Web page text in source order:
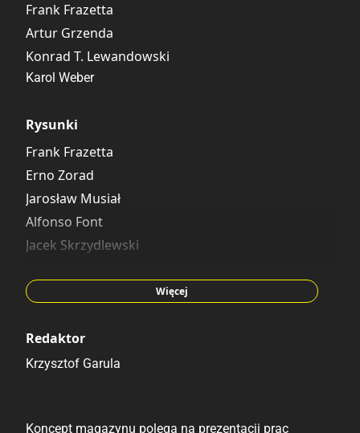
Frank Frazetta
Artur Grzenda
Konrad T. Lewandowski
Karol Weber
Rysunki
Frank Frazetta
Erno Zorad
Jarosław Musiał
Alfonso Font
Jacek Skrzydlewski
Andrzej Graniak
Wojciech Cichoń
Daniel Grzeszkiewicz
Więcej
Redaktor
Krzysztof Garula
Koncept magazynu polega na prezentacji prac